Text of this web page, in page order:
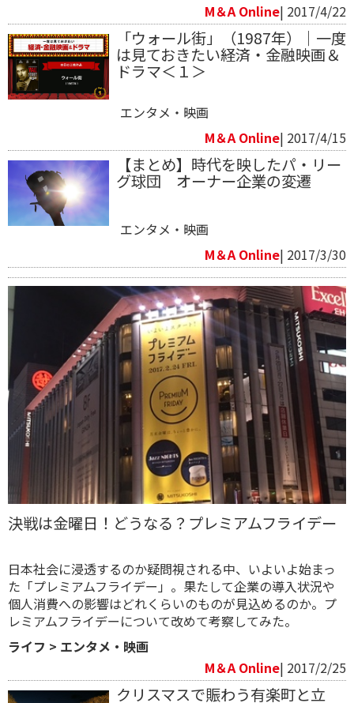
M＆A Online| 2017/4/22
「ウォール街」（1987年）｜一度
は見ておきたい経済・金融映画＆
ドラマ＜１＞
エンタメ・映画
M＆A Online| 2017/4/15
【まとめ】時代を映したパ・リー
グ球団 オーナー企業の変遷
エンタメ・映画
M＆A Online| 2017/3/30
決戦は金曜日！どうなる？プレミアムフライデー
日本社会に浸透するのか疑問視される中、いよいよ始まっ
た「プレミアムフライデー」。果たして企業の導入状況や
個人消費への影響はどれくらいのものが見込めるのか。プ
レミアムフライデーについて改めて考察してみた。
ライフ > エンタメ・映画
M＆A Online| 2017/2/25
クリスマスで賑わう有楽町と立